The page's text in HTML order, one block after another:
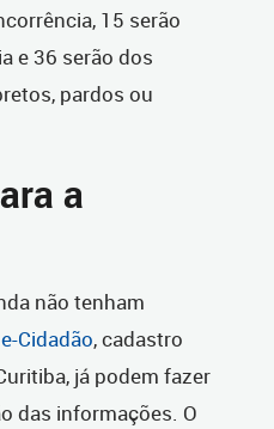
15 serão
e 36 serão dos
pardos ou
a
não tenham
e-Cidadão, cadastro
já podem fazer
das informações. O